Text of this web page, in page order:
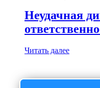
Неудачная
Читать далее